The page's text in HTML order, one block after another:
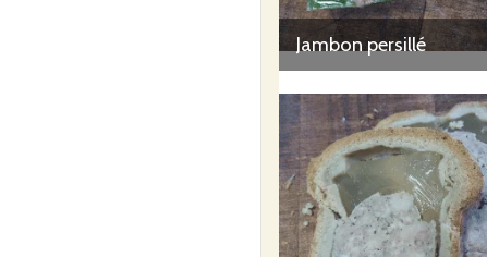
Jambon persillé